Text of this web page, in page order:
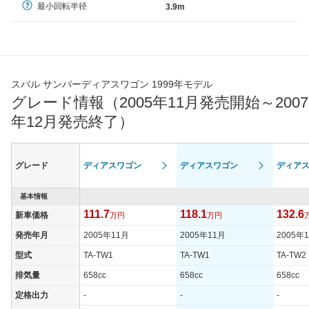
最小回転半径 3.9m
スバル サンバーディアスワゴン 1999年モデル
グレード情報（2005年11月発売開始～2007
年12月発売終了）
グレード ディアスワゴン ディアスワゴン ディア
基本情報
新車価格 111.7万円 118.1万円 132.6
発売年月 2005年11月 2005年11月 2005年
型式 TA-TW1 TA-TW1 TA-TW2
排気量 658cc 658cc 658cc
定格出力 - - -